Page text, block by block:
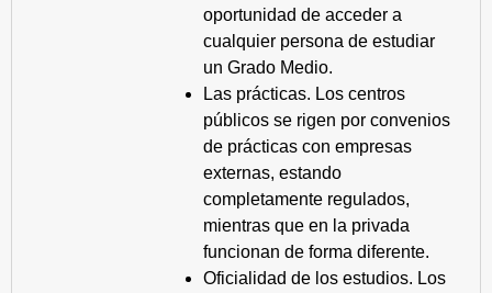
oportunidad de acceder a
cualquier persona de estudiar
un Grado Medio.
Las prácticas. Los centros
públicos se rigen por convenios
de prácticas con empresas
externas, estando
completamente regulados,
mientras que en la privada
funcionan de forma diferente.
Oficialidad de los estudios. Los